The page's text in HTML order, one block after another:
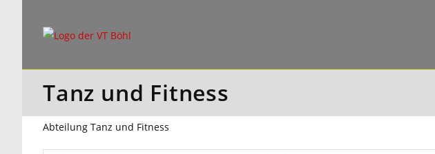
Tanz und Fitness
Abteilung Tanz und Fitness